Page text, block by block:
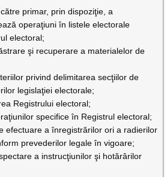
primar, prin dispoziţie, a
operaţiuni în listele electorale
electoral;
şi recuperare a materialelor de
privind delimitarea secţiilor de
legislaţiei electorale;
Registrului electoral;
specifice în Registrul electoral;
efectuare a înregistrărilor ori a radierilor
prevederilor legale în vigoare;
a instrucţiunilor şi hotărârilor